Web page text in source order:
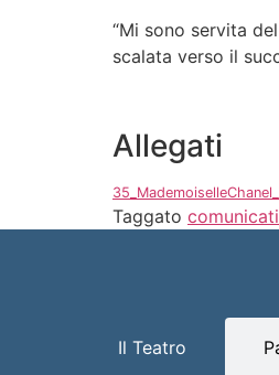
“Mi sono servita
scalata verso il
Allegati
Taggato
Il Teatro